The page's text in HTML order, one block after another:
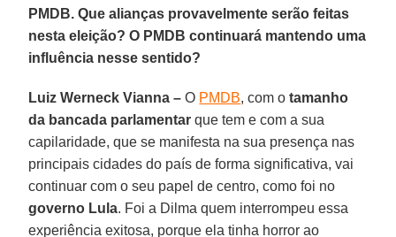
PMDB. Que alianças provavelmente serão feitas
nesta eleição? O PMDB continuará mantendo uma
influência nesse sentido?
Luiz Werneck Vianna – O PMDB, com otamanho
da bancada parlamentar que tem e com a sua
capilaridade, que se manifesta na sua presença nas
principais cidades do país de forma significativa, vai
continuar com o seu papel de centro, como foi no
governo Lula. Foi a Dilma quem interrompeu essa
experiência exitosa, porque ela tinha horror ao